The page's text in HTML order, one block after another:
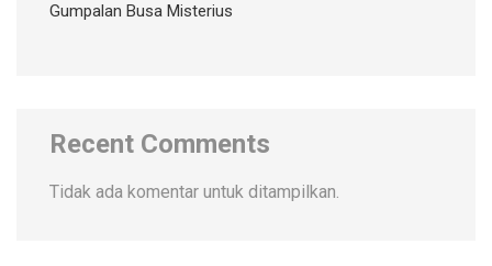
Gumpalan Busa Misterius
Recent Comments
Tidak ada komentar untuk ditampilkan.